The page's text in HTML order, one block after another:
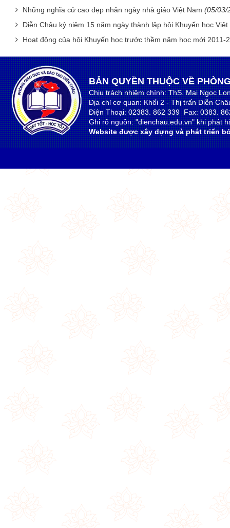
Những nghĩa cử cao đẹp nhân ngày nhà giáo Việt Nam (05/03/
Diễn Châu kỷ niệm 15 năm ngày thành lập hội Khuyến học
Hoạt động của hội Khuyến học trước thềm năm học mới 2011-
BẢN QUYỀN THUỘC VỀ
Chịu trách nhiệm chính: ThS. Mai Ngọc
Địa chỉ cơ quan: Khối 2 - Thị trấn Diễn
Điện Thoại: 02383. 862 339 Fax: 0383.
Ghi rõ nguồn: "dienchau.edu.vn" khi phát
Website được xây dựng và phát triển